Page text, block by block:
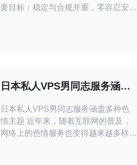
要目标：稳定与合规并重，零容忍安全
选择通过ISO27001或SOC
日本私人VPS男同志服务涵盖
日本私人VPS男同志服务涵盖多种色
情主题 近年来，随着互联网的普及，
网络上的色情服务也变得越来越多样